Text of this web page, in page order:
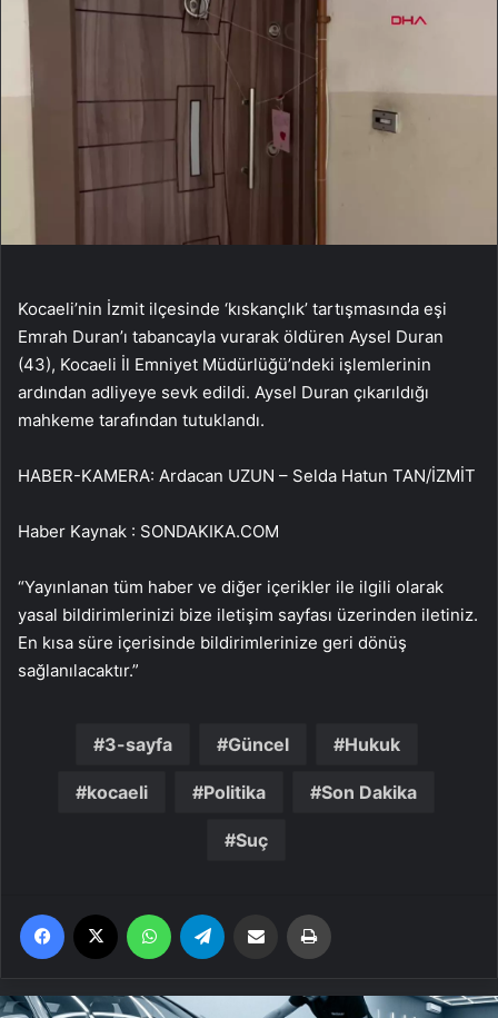
Kocaeli’nin İzmit ilçesinde ‘kıskançlık’ tartışmasında eşi
Emrah Duran’ı tabancayla vurarak öldüren Aysel Duran
(43), Kocaeli İl Emniyet Müdürlüğü’ndeki işlemlerinin
ardından adliyeye sevk edildi. Aysel Duran çıkarıldığı
mahkeme tarafından tutuklandı.
HABER-KAMERA: Ardacan UZUN – Selda Hatun TAN/İZMİT
Haber Kaynak : SONDAKIKA.COM
“Yayınlanan tüm haber ve diğer içerikler ile ilgili olarak
yasal bildirimlerinizi bize iletişim sayfası üzerinden iletiniz.
En kısa süre içerisinde bildirimlerinize geri dönüş
sağlanılacaktır.”
3-sayfa Güncel Hukuk
kocaeli Politika Son Dakika
Suç
Facebook WhatsApp Email'den paylaş